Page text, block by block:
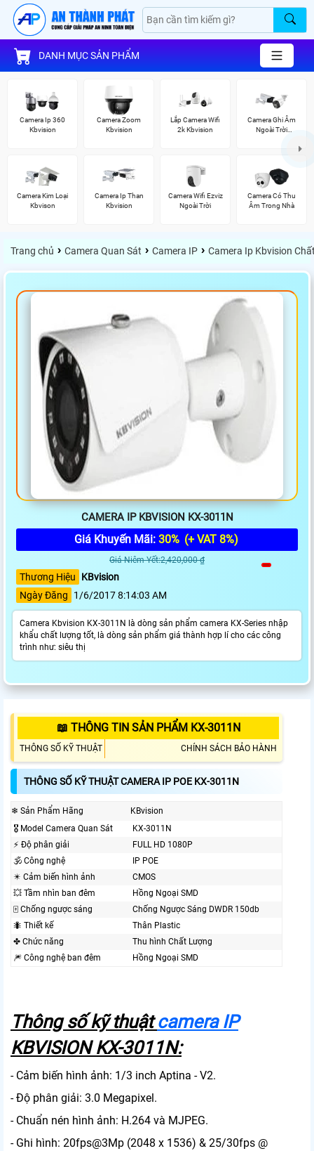
DANH MỤC SẢN PHẨM
Camera Ip 360
Kbvision
Camera Zoom
Kbvision
Lắp Camera Wifi
2k Kbvision
Camera Ghi Âm
Ngoài Trời
Camera Kim Loại
Kbvison
Camera Ip Than
Kbvision
Camera Wifi Ezviz
Ngoài Trời
Camera Có Thu
Âm Trong Nhà
Trang chủ › Camera Quan Sát › Camera IP › Camera Ip Kbvision
CAMERA IP KBVISION KX-3011N
Giá Khuyến Mãi: 30% (+ VAT 8%)
Giá Niêm Yết:2,420,000 ₫
Thương Hiệu
KBvision
Ngày Đăng
1/6/2017 8:14:03 AM
Camera Kbvision KX-3011N là dòng sản phẩm camera KX-Series nhập
khẩu chất lượng tốt, là dòng sản phẩm giá thành hợp lí cho các công
trình như: siêu thị
📖 THÔNG TIN SẢN PHẨM KX-3011N
THÔNG SỐ KỸ THUẬT CHÍNH SÁCH BẢO HÀNH
THÔNG SỐ KỸ THUẬT CAMERA IP POE KX-3011N
❄ Sản Phẩm Hãng
KBvision
🎖️ Model Camera Quan Sát
KX-3011N
️⚡ Độ phân giải
FULL HD 1080P
🕉️ Công nghệ
IP POE
✴️ Cảm biến hình ảnh
CMOS
💥 Tầm nhìn ban đêm
Hồng Ngoại SMD
🀄 Chống ngược sáng
Chống Ngược Sáng DWDR 150db
🐜 Thiết kế
Thân Plastic
✤ Chức năng
Thu hình Chất Lượng
🎆 Công nghệ ban đêm
Hồng Ngoại SMD
Thông số kỹ thuậtcamera IP
KBVISION KX-3011N:
- Cảm biến hình ảnh: 1/3 inch Aptina - V2.
- Độ phân giải: 3.0 Megapixel.
- Chuẩn nén hình ảnh: H.264 và MJPEG.
- Ghi hình: 20fps@3Mp (2048 x 1536) & 25/30fps @